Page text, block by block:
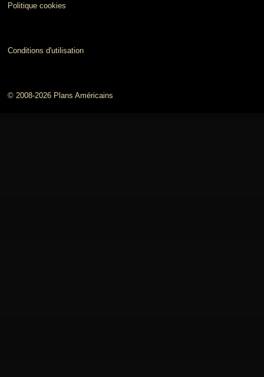
Politique cookies
Conditions d'utilisation
© 2008-2026 Plans Américains